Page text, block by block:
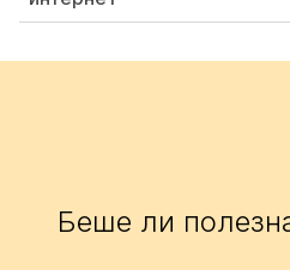
Беше ли